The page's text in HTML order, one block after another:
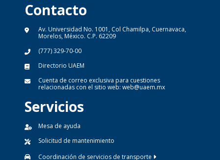
Contacto
Av. Universidad No. 1001, Col Chamilpa, Cuernavaca,
Morelos, México. C.P. 62209
(777) 329-70-00
Directorio UAEM
Cuenta de correo exclusiva para cuestiones
relacionadas con el sitio web: web@uaem.mx
Servicios
Mesa de ayuda
Solicitud de mantenimiento
Coordinación de servicios de transporte